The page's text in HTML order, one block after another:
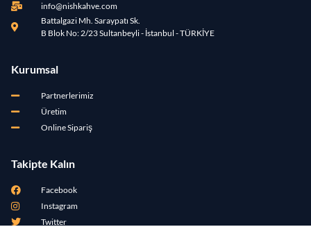
info@nishkahve.com
Battalgazi Mh. Saraypatı Sk.
B Blok No: 2/23 Sultanbeyli - İstanbul - TÜRKİYE
Kurumsal
Partnerlerimiz
Üretim
Online Sipariş
Takipte Kalın
Facebook
Instagram
Twitter